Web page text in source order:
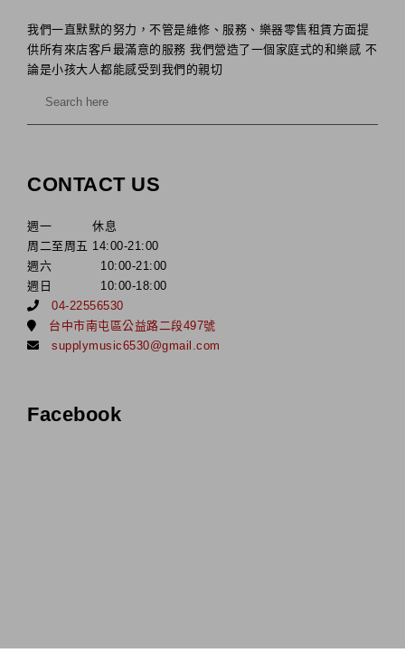
我們一直默默的努力，不管是維修、服務、樂器零售租賃方面提
供所有來店客戶最滿意的服務 我們營造了一個家庭式的和樂感 不
論是小孩大人都能感受到我們的親切
CONTACT US
週一 休息
周二至周五 14:00-21:00
週六 10:00-21:00
週日 10:00-18:00
04-22556530
台中市南屯區公益路二段497號
supplymusic6530@gmail.com
Facebook